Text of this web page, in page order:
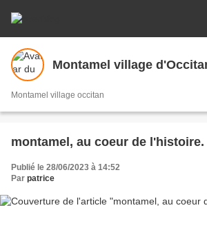
Montamel village
Montamel village occitan
montamel, au coeur de l'histoire.
Publié le 28/06/2023 à 14:52
Par patrice